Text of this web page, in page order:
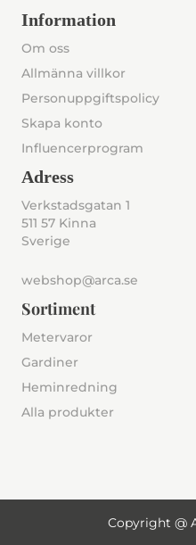
Information
Om oss
Allmänna villkor
Personuppgiftspolicy
Skapa konto
Influencerprogram
Adress
Verkstadsgatan 1
511 57 Kinna
Sverige
webshop@arca.se
Sortiment
Metervaror
Gardiner
Heminredning
Alla produkter
Copyright @